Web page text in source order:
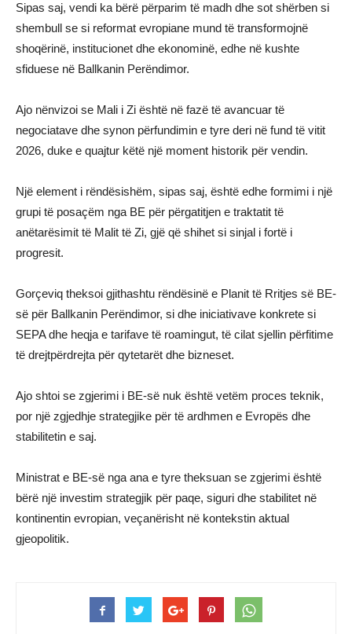
Sipas saj, vendi ka bërë përparim të madh dhe sot shërben si
shembull se si reformat evropiane mund të transformojnë
shoqërinë, institucionet dhe ekonominë, edhe në kushte
sfiduese në Ballkanin Perëndimor.
Ajo nënvizoi se Mali i Zi është në fazë të avancuar të
negociatave dhe synon përfundimin e tyre deri në fund të vitit
2026, duke e quajtur këtë një moment historik për vendin.
Një element i rëndësishëm, sipas saj, është edhe formimi i një
grupi të posaçëm nga BE për përgatitjen e traktatit të
anëtarësimit të Malit të Zi, gjë që shihet si sinjal i fortë i
progresit.
Gorçeviq theksoi gjithashtu rëndësinë e Planit të Rritjes së BE-
së për Ballkanin Perëndimor, si dhe iniciativave konkrete si
SEPA dhe heqja e tarifave të roamingut, të cilat sjellin përfitime
të drejtpërdrejta për qytetarët dhe bizneset.
Ajo shtoi se zgjerimi i BE-së nuk është vetëm proces teknik,
por një zgjedhje strategjike për të ardhmen e Evropës dhe
stabilitetin e saj.
Ministrat e BE-së nga ana e tyre theksuan se zgjerimi është
bërë një investim strategjik për paqe, siguri dhe stabilitet në
kontinentin evropian, veçanërisht në kontekstin aktual
gjeopolitik.